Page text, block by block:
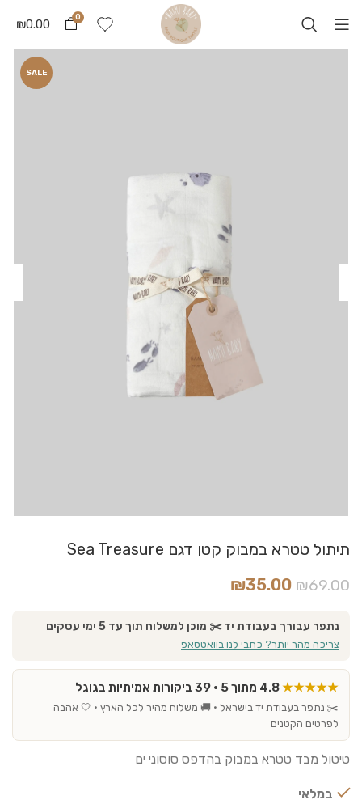
0
₪0.00
SALE
תיתול טטרא במבוק קטן דגם Sea Treasure
₪69.00
₪35.00
נתפר עבורך בעבודת יד ✂️ מוכן למשלוח תוך עד 5 ימי עסקים
צריכה מהר יותר? כתבי לנו בוואטסאפ
★★★★★
✂️ נתפר בעבודת יד בישראל · 🚚 משלוח מהיר לכל הארץ · 🤍 אהבה
לפרטים הקטנים
טיטול מבד טטרא במבוק בהדפס סוסוני ים
במלאי